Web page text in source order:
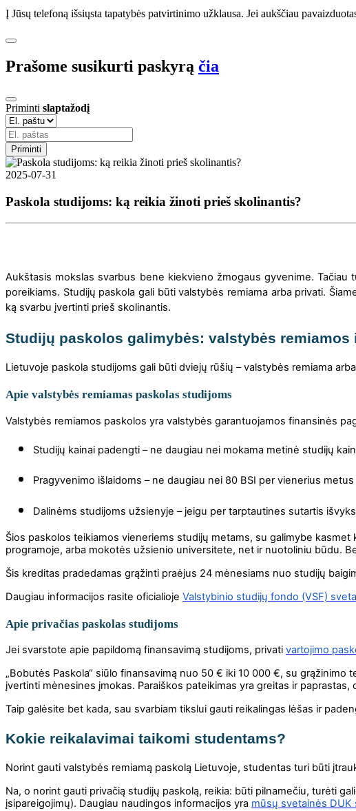
Į Jūsų telefoną išsiųsta tapatybės patvirtinimo užklausa. Jei aukščiau
Prašome susikurti paskyrą čia
Priminti slaptažodį
Priminti
2025-07-31
Paskola studijoms: ką reikia žinoti prieš skolinantis?
Aukštasis mokslas svarbus bene kiekvieno žmogaus gyvenime.
poreikiams. Studijų paskola gali būti valstybės remiama arba privati.
ką svarbu įvertinti prieš skolinantis.
Studijų paskolos galimybės: valstybės
Lietuvoje paskola studijoms gali būti dviejų rūšių – valstybės remiama
Apie valstybės remiamas paskolas studijoms
Valstybės remiamos paskolos yra valstybės garantuojamos finansinės
Studijų kainai padengti – ne daugiau nei mokama metinė studijų
Pragyvenimo išlaidoms – ne daugiau nei 80 BSI per vienerius
Dalinėms studijoms užsienyje – jeigu per tarptautines sutartis
Šios paskolos teikiamos vieneriems studijų metams, su galimybe
programoje, arba mokotės užsienio universitete, net ir nuotoliniu būdu.
Šis kreditas pradedamas grąžinti praėjus 24 mėnesiams nuo studijų
Daugiau informacijos rasite oficialioje Valstybinio studijų fondo (VSF)
Apie privačias paskolas studijoms
Jei svarstote apie papildomą finansavimą studijoms, privati vartojimo
„Bobutės Paskola“ siūlo finansavimą nuo 50 € iki 10 000 €, su grąžinimo
įvertinti mėnesines įmokas. Paraiškos pateikimas yra greitas ir paprastas,
Taip galėsite bet kada, sau svarbiam tikslui gauti reikalingas lėšas ir
Kokie reikalavimai taikomi studentams?
Norint gauti valstybės remiamą paskolą Lietuvoje, studentas turi būti
Na, o norint gauti privačią studijų paskolą, reikia: būti pilnamečiu, turėti
įsipareigojimų). Daugiau naudingos informacijos yra mūsų svetainės DUK